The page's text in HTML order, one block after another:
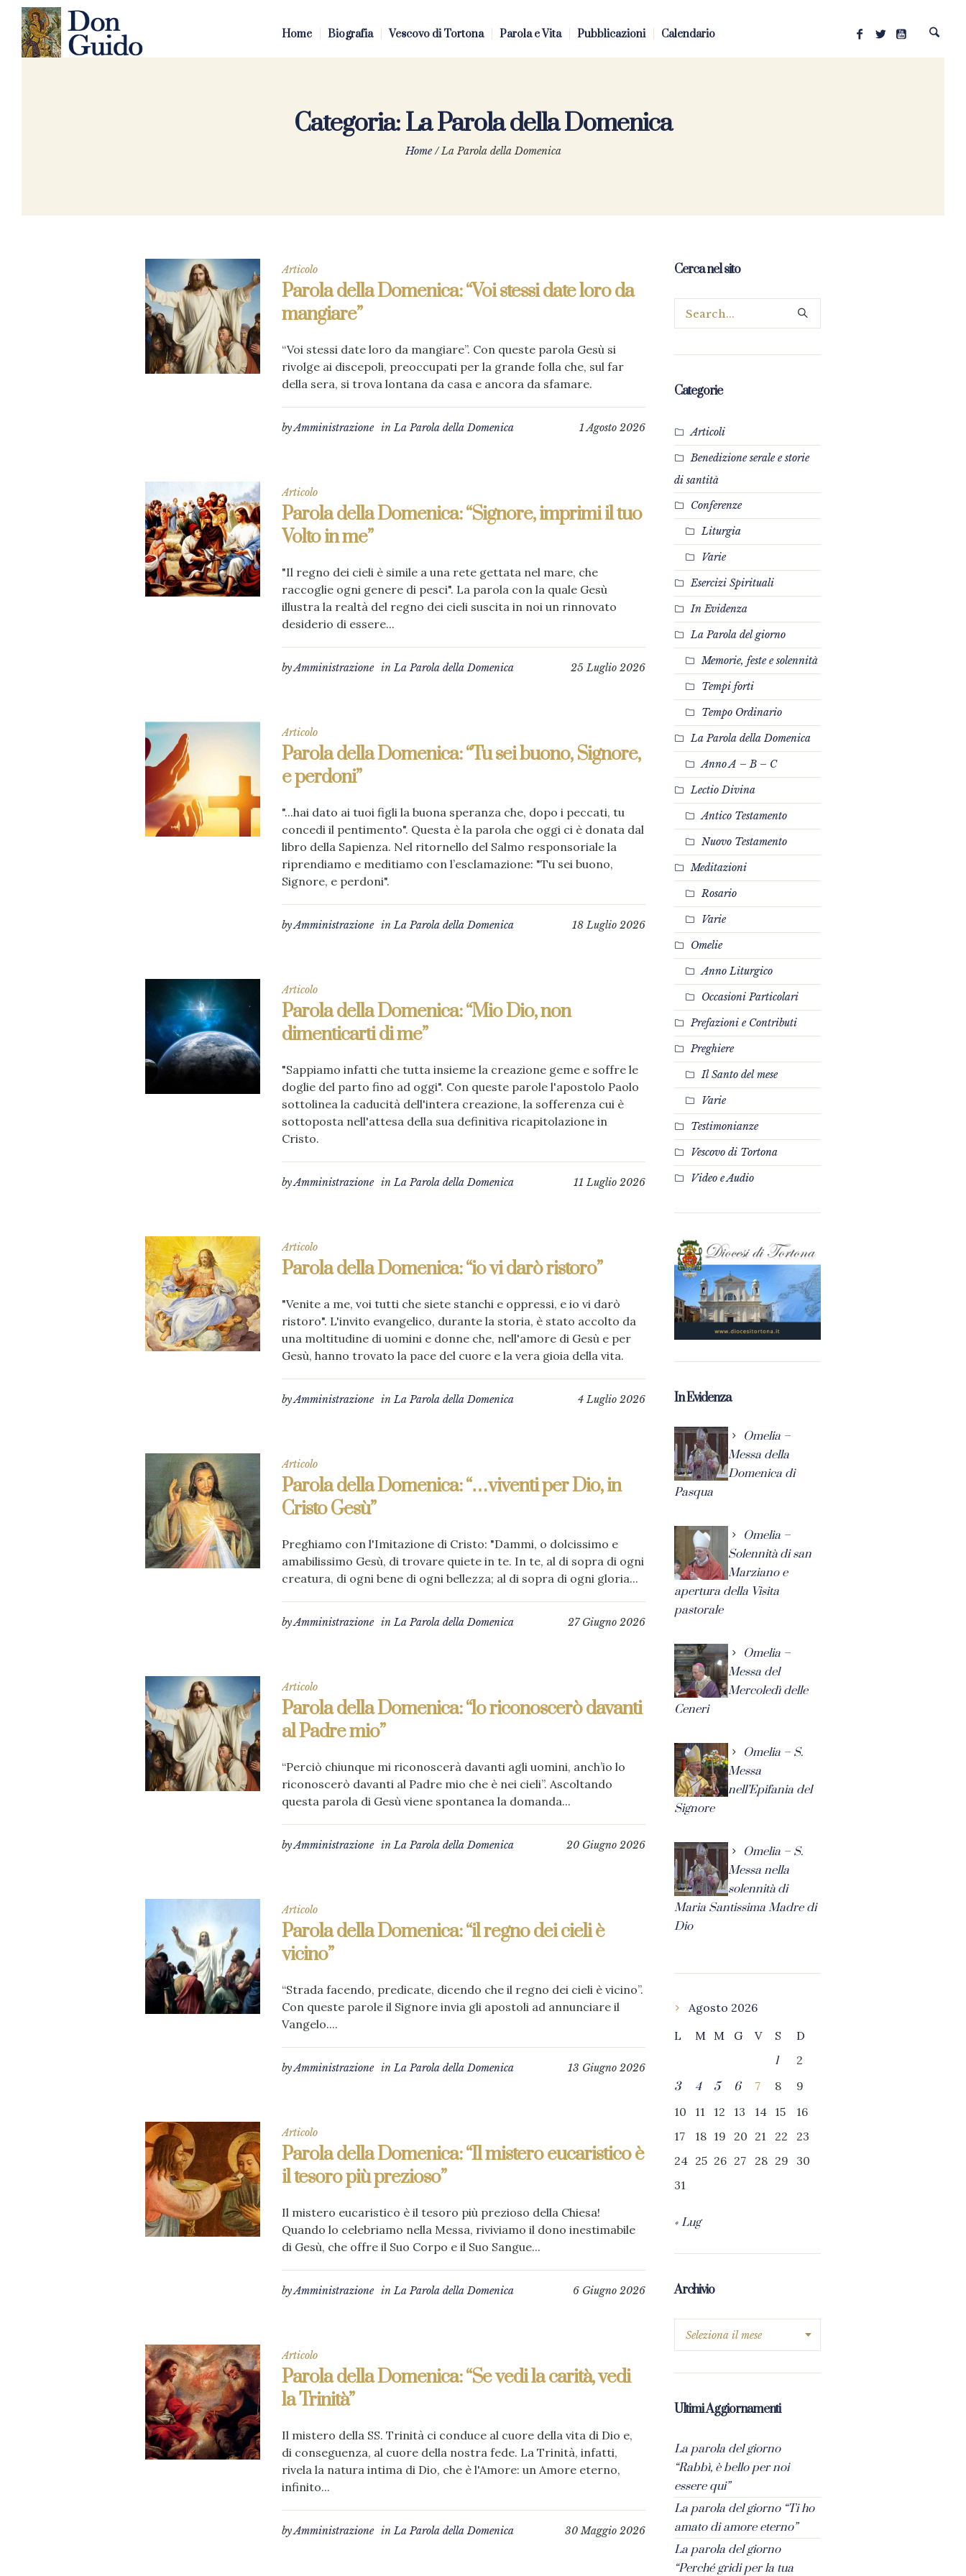
Home Biografia Vescovo di Tortona Parola e Vita Pubblicazioni Calendario
Categoria:La Parola della Domenica
Home /La Parola della Domenica
Articolo
Parola della Domenica: “Voi stessi date loro da
mangiare”
“Voi stessi date loro da mangiare”. Con queste parola Gesù si
rivolge ai discepoli, preoccupati per la grande folla che, sul far
della sera, si trova lontana da casa e ancora da sfamare.
1 Agosto 2026
byAmministrazione inLa Parola della Domenica
Articolo
Parola della Domenica: “Signore, imprimi il tuo
Volto in me”
"Il regno dei cieli è simile a una rete gettata nel mare, che
raccoglie ogni genere di pesci". La parola con la quale Gesù
illustra la realtà del regno dei cieli suscita in noi un rinnovato
desiderio di essere...
25 Luglio 2026
byAmministrazione inLa Parola della Domenica
Articolo
Parola della Domenica: “Tu sei buono, Signore,
e perdoni”
"...hai dato ai tuoi figli la buona speranza che, dopo i peccati, tu
concedi il pentimento". Questa è la parola che oggi ci è donata dal
libro della Sapienza. Nel ritornello del Salmo responsoriale la
riprendiamo e meditiamo con l’esclamazione: "Tu sei buono,
Signore, e perdoni".
18 Luglio 2026
byAmministrazione inLa Parola della Domenica
Articolo
Parola della Domenica: “Mio Dio, non
dimenticarti di me”
"Sappiamo infatti che tutta insieme la creazione geme e soffre le
doglie del parto fino ad oggi". Con queste parole l'apostolo Paolo
sottolinea la caducità dell'intera creazione, la sofferenza cui è
sottoposta nell'attesa della sua definitiva ricapitolazione in
Cristo.
11 Luglio 2026
byAmministrazione inLa Parola della Domenica
Articolo
Parola della Domenica: “io vi darò ristoro”
"Venite a me, voi tutti che siete stanchi e oppressi, e io vi darò
ristoro". L'invito evangelico, durante la storia, è stato accolto da
una moltitudine di uomini e donne che, nell'amore di Gesù e per
Gesù, hanno trovato la pace del cuore e la vera gioia della vita.
4 Luglio 2026
byAmministrazione inLa Parola della Domenica
Articolo
Parola della Domenica: “…viventi per Dio, in
Cristo Gesù”
Preghiamo con l'Imitazione di Cristo: "Dammi, o dolcissimo e
amabilissimo Gesù, di trovare quiete in te. In te, al di sopra di ogni
creatura, di ogni bene di ogni bellezza; al di sopra di ogni gloria...
27 Giugno 2026
byAmministrazione inLa Parola della Domenica
Articolo
Parola della Domenica: “lo riconoscerò davanti
al Padre mio”
“Perciò chiunque mi riconoscerà davanti agli uomini, anch’io lo
riconoscerò davanti al Padre mio che è nei cieli”. Ascoltando
questa parola di Gesù viene spontanea la domanda...
20 Giugno 2026
byAmministrazione inLa Parola della Domenica
Articolo
Parola della Domenica: “il regno dei cieli è
vicino”
“Strada facendo, predicate, dicendo che il regno dei cieli è vicino”.
Con queste parole il Signore invia gli apostoli ad annunciare il
Vangelo....
13 Giugno 2026
byAmministrazione inLa Parola della Domenica
Articolo
Parola della Domenica: “Il mistero eucaristico è
il tesoro più prezioso”
Il mistero eucaristico è il tesoro più prezioso della Chiesa!
Quando lo celebriamo nella Messa, riviviamo il dono inestimabile
di Gesù, che offre il Suo Corpo e il Suo Sangue...
6 Giugno 2026
byAmministrazione inLa Parola della Domenica
Articolo
Parola della Domenica: “Se vedi la carità, vedi
la Trinità”
Il mistero della SS. Trinità ci conduce al cuore della vita di Dio e,
di conseguenza, al cuore della nostra fede. La Trinità, infatti,
rivela la natura intima di Dio, che è l'Amore: un Amore eterno,
infinito...
30 Maggio 2026
byAmministrazione inLa Parola della Domenica
Cerca nel sito
Categorie
Articoli
Benedizione serale e storie
di santità
Conferenze
Liturgia
Varie
Esercizi Spirituali
In Evidenza
La Parola del giorno
Memorie, feste e solennità
Tempi forti
Tempo Ordinario
La Parola della Domenica
Anno A – B – C
Lectio Divina
Antico Testamento
Nuovo Testamento
Meditazioni
Rosario
Varie
Omelie
Anno Liturgico
Occasioni Particolari
Prefazioni e Contributi
Preghiere
Il Santo del mese
Varie
Testimonianze
Vescovo di Tortona
Video e Audio
In Evidenza
Omelia –
Messa della
Domenica di
Pasqua
Omelia –
Solennità di san
Marziano e
apertura della Visita
pastorale
Omelia –
Messa del
Mercoledì delle
Ceneri
Omelia – S.
Messa
nell’Epifania del
Signore
Omelia – S.
Messa nella
solennità di
Maria Santissima Madre di
Dio
Agosto 2026
L
M M G V S
D
1
2
3
4 5 6 7 8
9
10
11 12 13 14 15
16
17
18 19 20 21 22
23
24 25 26 27 28 29
30
31
« Lug
Archivio
Ultimi Aggiornamenti
La parola del giorno
“Rabbì, è bello per noi
essere qui”
La parola del giorno “Ti ho
amato di amore eterno”
La parola del giorno
“Perché gridi per la tua